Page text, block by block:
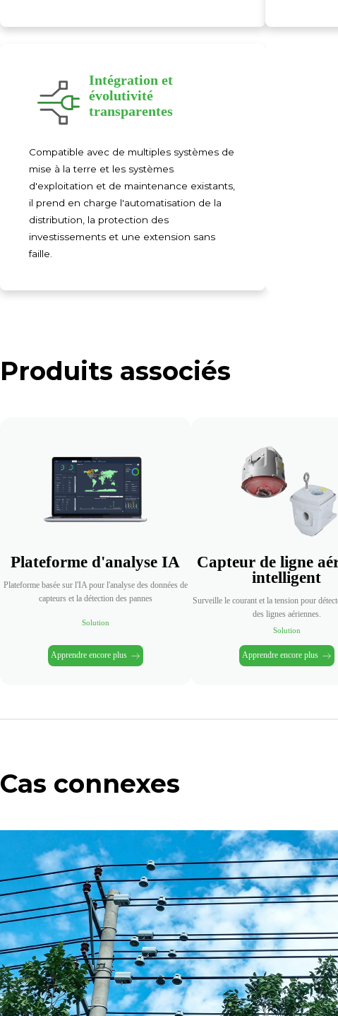
Intégration et
évolutivité
transparentes
Compatible avec de multiples systèmes de
mise à la terre et les systèmes
d'exploitation et de maintenance existants,
il prend en charge l'automatisation de la
distribution, la protection des
investissements et une extension sans
faille.
Produits associés
Plateforme d'analyse IA
Plateforme basée sur l'IA pour l'analyse des données de
capteurs et la détection des pannes
Solution
Apprendre encore plus
Capteur de ligne
intelligent
Surveille le courant et la tension pour
des lignes aériennes.
Solution
Apprendre encore plus
Cas connexes